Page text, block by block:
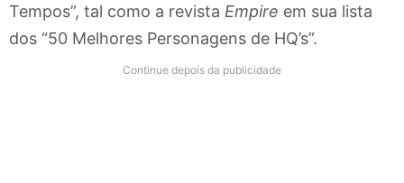
Tempos”, tal como a revista Empire em sua lista
dos “50 Melhores Personagens de HQ’s”.
Continue depois da publicidade